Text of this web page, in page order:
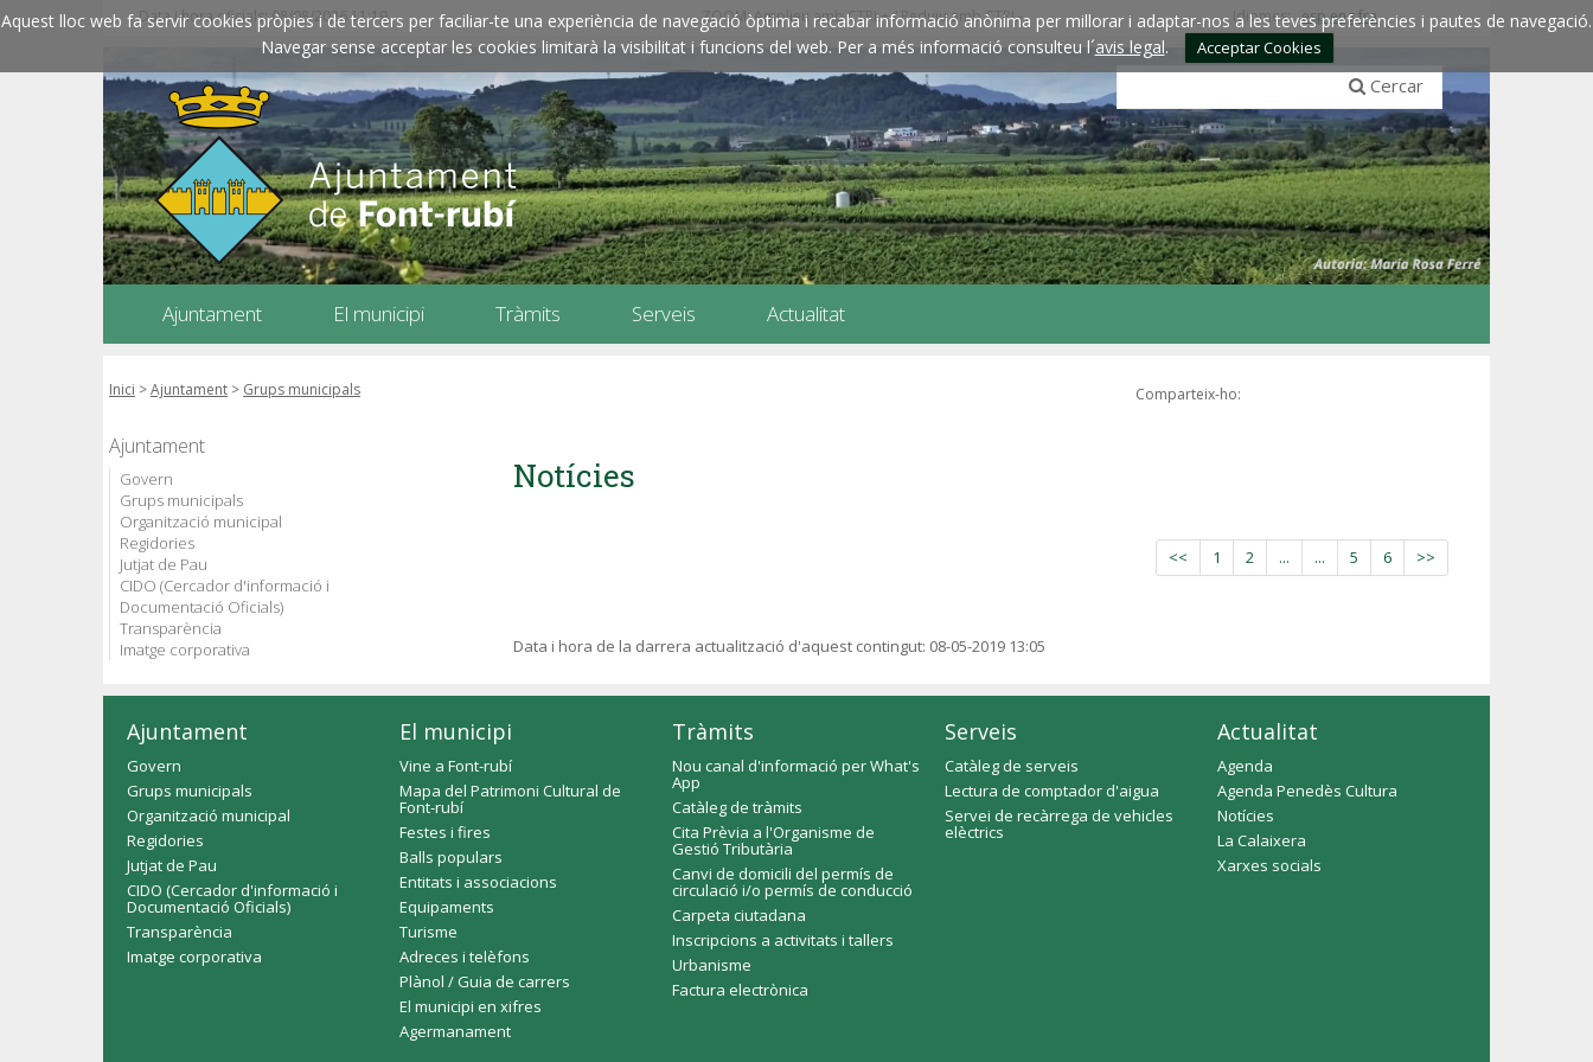
Aquest lloc web fa servir cookies pròpies i de tercers per faciliar-te una experiència de navegació òptima i recabar informació anònima per millorar i adaptar-nos a les teves preferències i pautes de navegació.
Navegar sense acceptar les cookies limitarà la visibilitat i funcions del web. Per a més informació consulteu l´avis legal. Acceptar Cookies
Data i hora oficials: 08/08/2026 11:19 ZOOM: Amplieu amb CTRL+ / Reduïu amb CTRL- Idiomes:esp engfra
Cercar
Ajuntament El municipi Tràmits Serveis Actualitat
Inici >Ajuntament > Grups municipals Comparteix-ho:
Ajuntament
Govern
Grups municipals
Organització municipal
Regidories
Jutjat de Pau
CIDO (Cercador d'informació i
Documentació Oficials)
Transparència
Imatge corporativa
Notícies
<< 1 2 ... ... 5 6 >>
Data i hora de la darrera actualització d'aquest contingut: 08-05-2019 13:05
Ajuntament
Govern
Grups municipals
Organització municipal
Regidories
Jutjat de Pau
CIDO (Cercador d'informació i
Documentació Oficials)
Transparència
Imatge corporativa
El municipi
Vine a Font-rubí
Mapa del Patrimoni Cultural de
Font-rubí
Festes i fires
Balls populars
Entitats i associacions
Equipaments
Turisme
Adreces i telèfons
Plànol / Guia de carrers
El municipi en xifres
Agermanament
Tràmits
Nou canal d'informació per What's
App
Catàleg de tràmits
Cita Prèvia a l'Organisme de
Gestió Tributària
Canvi de domicili del permís de
circulació i/o permís de conducció
Carpeta ciutadana
Inscripcions a activitats i tallers
Urbanisme
Factura electrònica
Serveis
Catàleg de serveis
Lectura de comptador d'aigua
Servei de recàrrega de vehicles
elèctrics
Actualitat
Agenda
Agenda Penedès Cultura
Notícies
La Calaixera
Xarxes socials